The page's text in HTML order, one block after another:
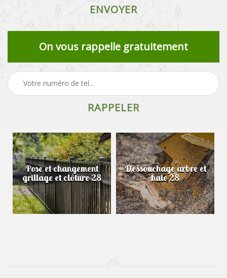
On vous rappelle gratuitement
Pose et changement
grillage et clôture 28
Dessouchage arbre et
haie 28